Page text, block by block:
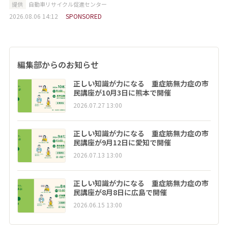
提供 自動車リサイクル促進センター
2026.08.06 14:12 SPONSORED
編集部からのお知らせ
正しい知識が力になる 重症筋無力症の市
民講座が10月3日に熊本で開催
2026.07.27 13:00
正しい知識が力になる 重症筋無力症の市
民講座が9月12日に愛知で開催
2026.07.13 13:00
正しい知識が力になる 重症筋無力症の市
民講座が8月8日に広島で開催
2026.06.15 13:00